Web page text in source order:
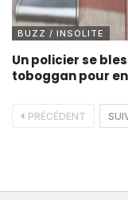
BUZZ / INSOLITE
Un policier se
toboggan pour
PRÉCÉDENT